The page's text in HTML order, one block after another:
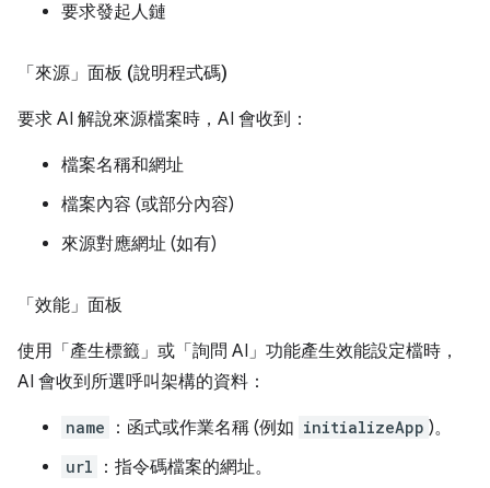
要求發起人鏈
「來源」面板 (說明程式碼)
要求 AI 解說來源檔案時，AI 會收到：
檔案名稱和網址
檔案內容 (或部分內容)
來源對應網址 (如有)
「效能」面板
使用「產生標籤」 或「詢問 AI」 功能產生效能設定檔時，
AI 會收到所選呼叫架構的資料：
name ：函式或作業名稱 (例如 initializeApp )。
url ：指令碼檔案的網址。